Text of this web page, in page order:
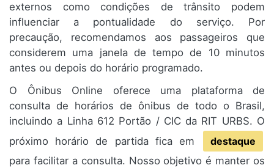
externos como condições de trânsito podem
influenciar a pontualidade do serviço. Por
precaução, recomendamos aos passageiros que
considerem uma janela de tempo de 10 minutos
antes ou depois do horário programado.
O Ônibus Online oferece uma plataforma de
consulta de horários de ônibus de todo o Brasil,
incluindo a Linha 612 Portão / CIC da RIT URBS. O
próximo horário de partida fica em
destaque
para facilitar a consulta. Nosso objetivo é manter os